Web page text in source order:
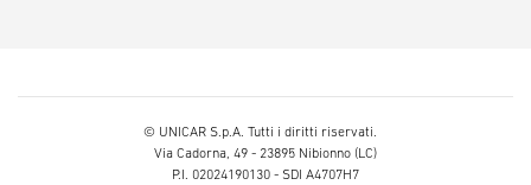
© UNICAR S.p.A. Tutti i diritti riservati.
Via Cadorna, 49 - 23895 Nibionno (LC)
P.I. 02024190130 - SDI A4707H7